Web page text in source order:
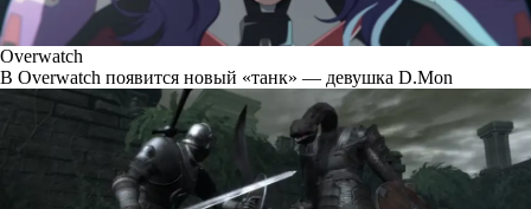
Overwatch
В Overwatch появится новый «танк» — девушка D.Mon